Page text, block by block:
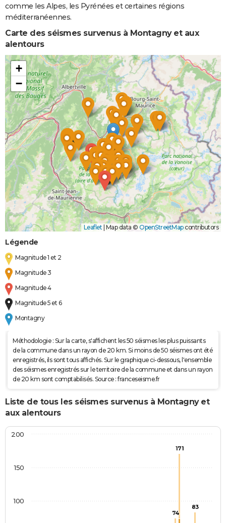
comme les Alpes, les Pyrénées et certaines régions
méditerranéennes.
Carte des séismes survenus à Montagny et aux
alentours
+
−
Leaflet | Map data © OpenStreetMapcontributors
Légende
Magnitude 1 et 2
Magnitude 3
Magnitude 4
Magnitude 5 et 6
Montagny
Méthodologie : Sur la carte, s'affichent les 50 séismes les plus puissants
de la commune dans un rayon de 20 km. Si moins de 50 séismes ont été
enregistrés, ils sont tous affichés. Sur le graphique ci-dessous, l'ensemble
des séismes enregistrés sur le territoire de la commune et dans un rayon
de 20 km sont comptabilisés. Source : franceseisme.fr
Liste de tous les séismes survenus à Montagny et
aux alentours
74
171
83
100
150
200